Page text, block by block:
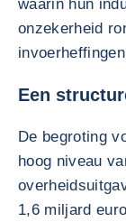
waarin hun
onzekerheid
Een
De begroting
hoog niveau
1,6 miljard